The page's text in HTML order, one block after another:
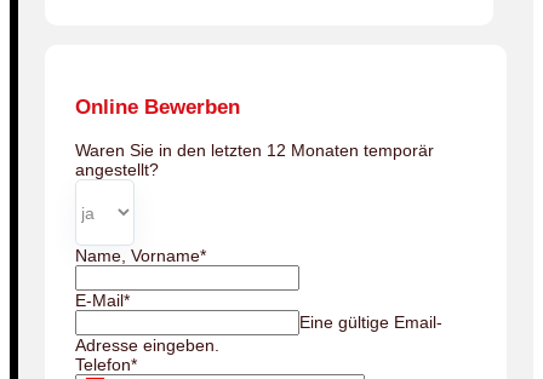
Online Bewerben
Waren Sie in den letzten 12 Monaten temporär
angestellt?
Name, Vorname*
E-Mail*
Eine gültige Email-
Adresse eingeben.
Telefon*